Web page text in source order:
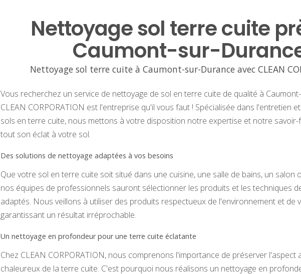
Nettoyage sol terre cuite
Caumont-sur-
Nettoyage sol terre cuite à Caumont-sur-Durance avec CLEAN
Vous recherchez un service de nettoyage de sol en terre cuite de qualité à
CLEAN CORPORATION est l'entreprise qu'il vous faut ! Spécialisée dans l'entretien
sols en terre cuite, nous mettons à votre disposition notre expertise et notre
tout son éclat à votre sol.
Des solutions de nettoyage adaptées à vos besoins
Que votre sol en terre cuite soit situé dans une cuisine, une salle de bains, un salon
nos équipes de professionnels sauront sélectionner les produits et les techniques
adaptés. Nous veillons à utiliser des produits respectueux de l'environnement et de
garantissant un résultat irréprochable.
Un nettoyage en profondeur pour une terre cuite éclatante
Chez CLEAN CORPORATION, nous comprenons l'importance de préserver l'aspect
chaleureux de la terre cuite. C'est pourquoi nous réalisons un nettoyage en